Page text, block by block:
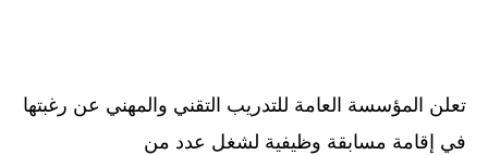
تعلن المؤسسة العامة للتدريب التقني والمهني عن رغبتها
في إقامة مسابقة وظيفية لشغل عدد من